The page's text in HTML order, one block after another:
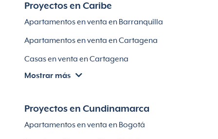
Apartamentos en venta en Bello
Proyectos en Caribe
Apartamentos en venta en Barranquilla
Apartamentos en venta en Cartagena
Casas en venta en Cartagena
Villas en Cartagena
Apartamentos en venta en Soledad
Mostrar más
Proyectos en Cundinamarca
Apartamentos en venta en Bogotá